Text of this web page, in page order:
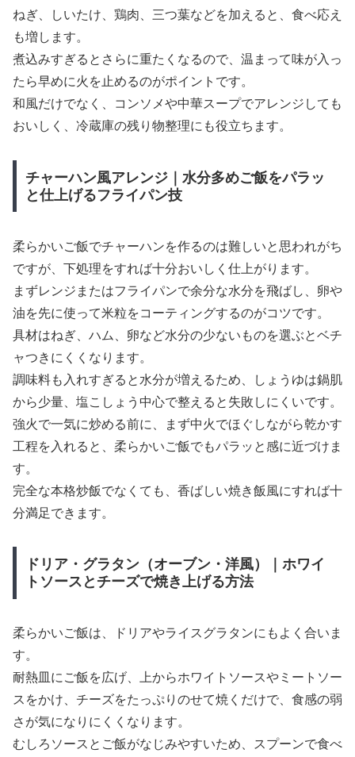
ねぎ、しいたけ、鶏肉、三つ葉などを加えると、食べ応え
も増します。
煮込みすぎるとさらに重たくなるので、温まって味が入っ
たら早めに火を止めるのがポイントです。
和風だけでなく、コンソメや中華スープでアレンジしても
おいしく、冷蔵庫の残り物整理にも役立ちます。
チャーハン風アレンジ｜水分多めご飯をパラッ
と仕上げるフライパン技
柔らかいご飯でチャーハンを作るのは難しいと思われがち
ですが、下処理をすれば十分おいしく仕上がります。
まずレンジまたはフライパンで余分な水分を飛ばし、卵や
油を先に使って米粒をコーティングするのがコツです。
具材はねぎ、ハム、卵など水分の少ないものを選ぶとベチ
ャつきにくくなります。
調味料も入れすぎると水分が増えるため、しょうゆは鍋肌
から少量、塩こしょう中心で整えると失敗しにくいです。
強火で一気に炒める前に、まず中火でほぐしながら乾かす
工程を入れると、柔らかいご飯でもパラッと感に近づけま
す。
完全な本格炒飯でなくても、香ばしい焼き飯風にすれば十
分満足できます。
ドリア・グラタン（オーブン・洋風）｜ホワイ
トソースとチーズで焼き上げる方法
柔らかいご飯は、ドリアやライスグラタンにもよく合いま
す。
耐熱皿にご飯を広げ、上からホワイトソースやミートソー
スをかけ、チーズをたっぷりのせて焼くだけで、食感の弱
さが気になりにくくなります。
むしろソースとご飯がなじみやすいため、スプーンで食べ